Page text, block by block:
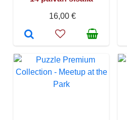
16,00 €